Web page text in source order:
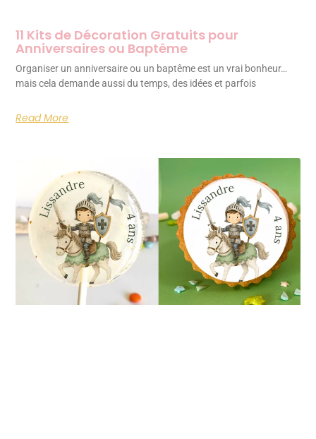
11 Kits de Décoration Gratuits pour
Anniversaires ou Baptême
Organiser un anniversaire ou un baptême est un vrai bonheur…
mais cela demande aussi du temps, des idées et parfois
Read More